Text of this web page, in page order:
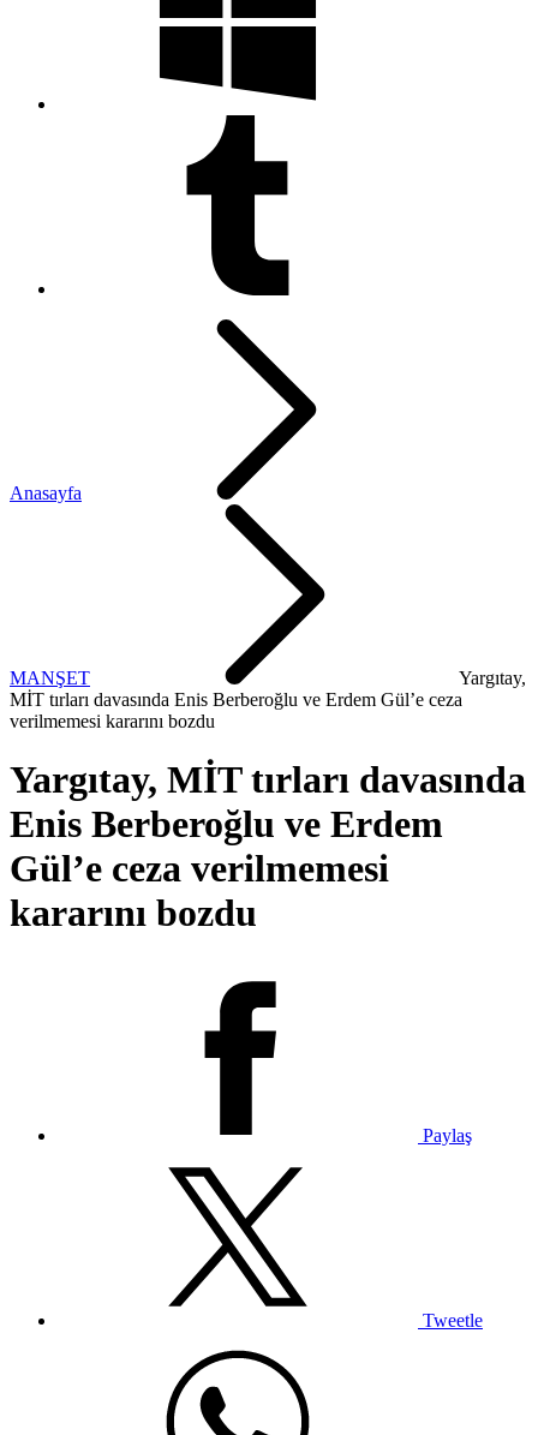
Anasayfa
MANŞET
Yargıtay,
MİT tırları davasında Enis Berberoğlu ve Erdem Gül’e ceza
verilmemesi kararını bozdu
Yargıtay, MİT tırları davasında
Enis Berberoğlu ve Erdem
Gül’e ceza verilmemesi
kararını bozdu
Paylaş
Tweetle